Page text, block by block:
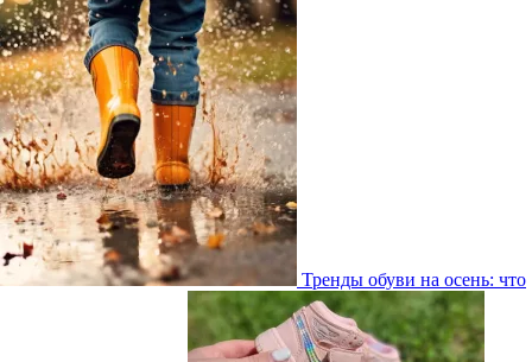
Тренды обуви на осень: что